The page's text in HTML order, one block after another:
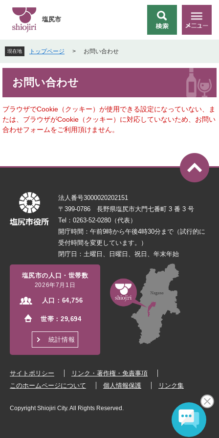
先
頭
で
を
飛
ば
本
文
へ
索
メ
ニ
塩尻市
現在地 トップページ > お問い合わせ
お問い合わせ
ブラウザでCookie（クッキー）が使用できる設定になっていない、ま
たは、ブラウザがCookie（クッキー）に対応していないため、お問い
合わせフォームをご利用頂けません。
法人番号3000020202151
〒399-0786 長野県塩尻市大門七番町 3 番 3 号
Tel：0263-52-0280（代表）
開庁時間：午前9時から午後4時30分まで（試行的に
受付時間を変更しています。）
閉庁日：土曜日、日曜日、祝日、年末年始
塩尻市の人口・世帯数
2026年7月1日
人口： 64,756
世帯：29,694
統計情報
サイトポリシー
リンク・著作権・免責事項
このホームページについて
個人情報保護 リンク集
Copyright Shiojiri City. All Rights Reserved.